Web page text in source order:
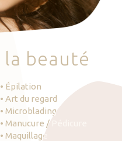
la beauté
• Épilation
• Art du regard
• Microblading
• Manucure / Pédicure
• Maquillage